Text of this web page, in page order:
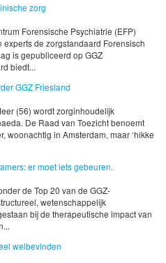
zorg
Forensische Psychiatrie (EFP)
de zorgstandaard Forensisch
is gepubliceerd op GGZ
biedt...
GGZ Friesland
(56) wordt zorginhoudelijk
De Raad van Toezicht benoemt
woonachtig in Amsterdam, maar ‘hikke
er moet iets gebeuren.
de Top 20 van de GGZ-
wetenschappelijk
bij de therapeutische impact van
welbevinden